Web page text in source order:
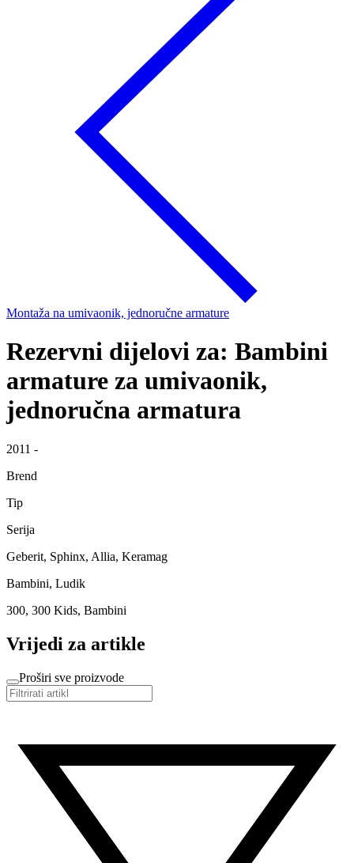
Montaža na umivaonik, jednoručne armature
Rezervni dijelovi za: Bambini
armature za umivaonik,
jednoručna armatura
2011 -
Brend
Tip
Serija
Geberit, Sphinx, Allia, Keramag
Bambini, Ludik
300, 300 Kids, Bambini
Vrijedi za artikle
Proširi sve proizvode